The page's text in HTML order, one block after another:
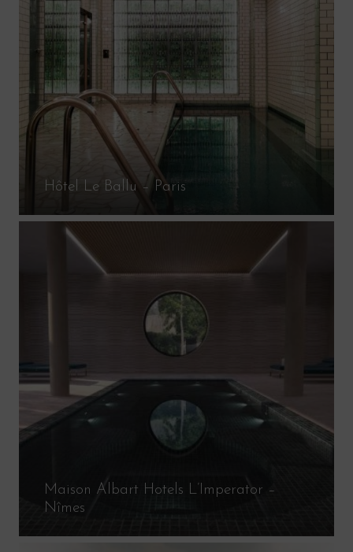
Hôtel Le Ballu – Paris
Maison Albart Hotels L’Imperator –
Nîmes